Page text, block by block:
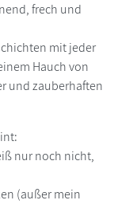
frech und
mit jeder
Hauch von
und zauberhaften
nur noch nicht,
(außer mein